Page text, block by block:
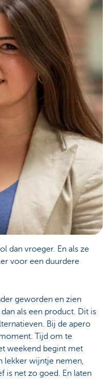
dan vroeger. En als ze
voor een duurdere
geworden en zien
als een product. Dit is
Bij de apero
Tijd om te
weekend begint met
lekker wijntje nemen,
is net zo goed. En laten